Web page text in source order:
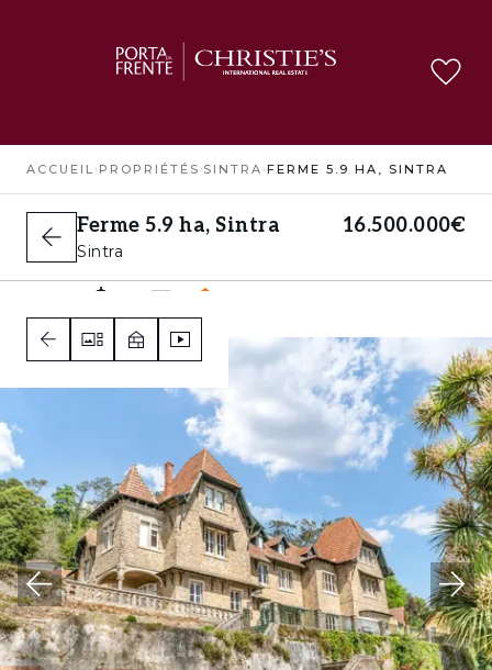
ACCUEIL › PROPRIÉTÉS ›SINTRA ›FERME 5.9 HA, SINTRA
Ferme 5.9 ha, Sintra
Sintra
16.500.000€
E